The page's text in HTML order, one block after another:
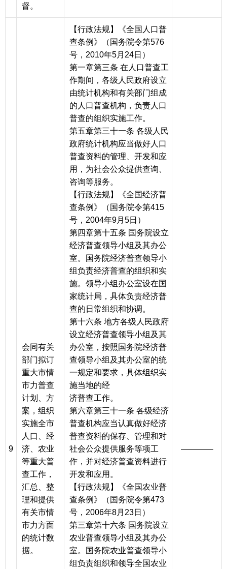
督。
9
会同有关
部门拟订
重大市情
市力普查
计划、方
案，组织
实施全市
人口、经
济、农业
等重大普
查工作，
汇总、整
理和提供
有关市情
市力方面
的统计数
据。
【行政法规】《全国人口普
查条例》（国务院令第576
号，2010年5月24日）
第一章第三条 在人口普查工
作期间，各级人民政府设立
由统计机构和有关部门组成
的人口普查机构，负责人口
普查的组织实施工作。
第五章第三十一条 各级人民
政府统计机构应当做好人口
普查资料的管理、开发和应
用，为社会公众提供查询、
咨询等服务。
【行政法规】《全国经济普
查条例》（国务院令第415
号，2004年9月5日）
第四章第十五条 国务院设立
经济普查领导小组及其办公
室。国务院经济普查领导小
组负责经济普查的组织和实
施。领导小组办公室设在国
家统计局，具体负责经济普
查的日常组织和协调。
第十六条 地方各级人民政府
设立经济普查领导小组及其
办公室，按照国务院经济普
查领导小组及其办公室的统
一规定和要求，具体组织实
施当地的经
济普查工作。
第六章第三十一条 各级经济
普查机构应当认真做好经济
普查资料的保存、管理和对
社会公众提供服务等项工
作，并对经济普查资料进行
开发和应用。
【行政法规】《全国农业普
查条例》（国务院令第473
号，2006年8月23日）
第三章第十六条 国务院设立
农业普查领导小组及其办公
室。国务院农业普查领导小
组负责组织和领导全国农业
————